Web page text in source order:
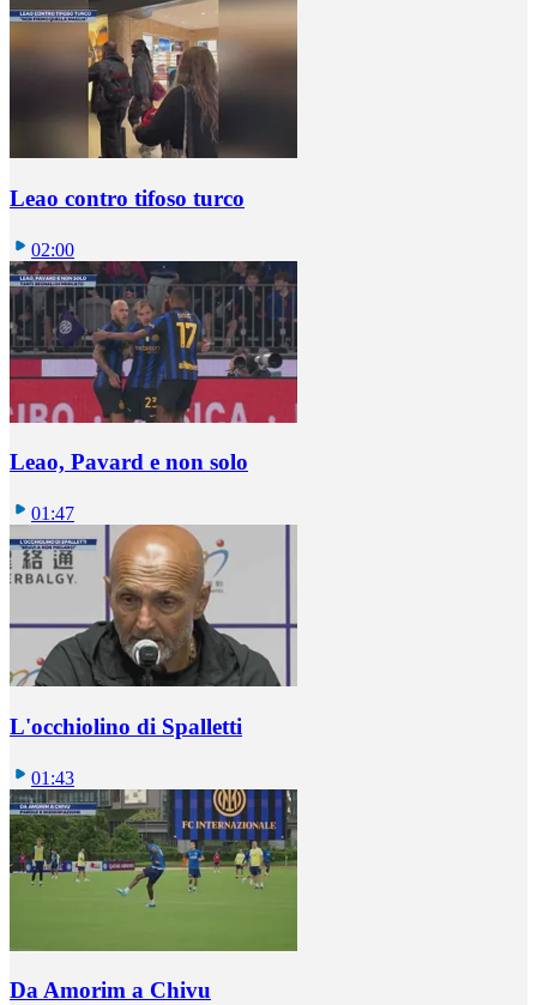
Leao contro tifoso turco
02:00
Leao, Pavard e non solo
01:47
L'occhiolino di Spalletti
01:43
Da Amorim a Chivu